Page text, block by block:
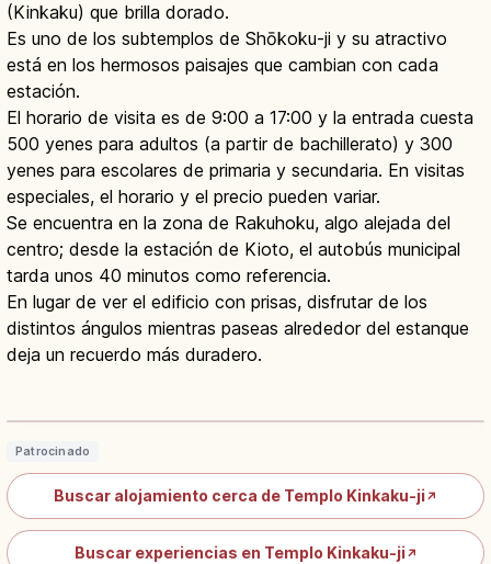
(Kinkaku) que brilla dorado.
Es uno de los subtemplos de Shōkoku-ji y su atractivo
está en los hermosos paisajes que cambian con cada
estación.
El horario de visita es de 9:00 a 17:00 y la entrada cuesta
500 yenes para adultos (a partir de bachillerato) y 300
yenes para escolares de primaria y secundaria. En visitas
especiales, el horario y el precio pueden variar.
Se encuentra en la zona de Rakuhoku, algo alejada del
centro; desde la estación de Kioto, el autobús municipal
tarda unos 40 minutos como referencia.
En lugar de ver el edificio con prisas, disfrutar de los
distintos ángulos mientras paseas alrededor del estanque
deja un recuerdo más duradero.
Kinkaku-ji Kioto: Pabellón Dorado
Patrocinado
Buscar alojamiento cerca de Templo Kinkaku-ji↗
Buscar experiencias en Templo Kinkaku-ji↗